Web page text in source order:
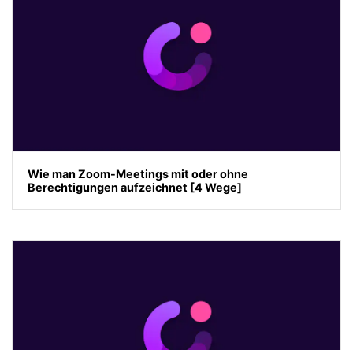
Wie man Zoom-Meetings mit oder ohne
Berechtigungen aufzeichnet [4 Wege]